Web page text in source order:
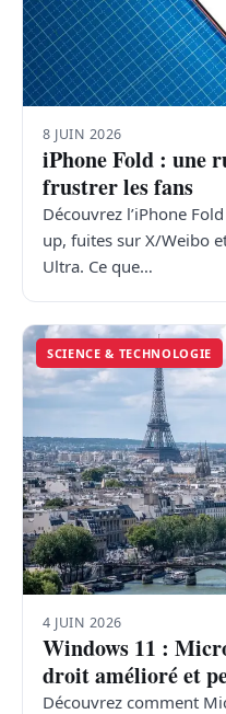
8 JUIN 2026
iPhone Fold : une
frustrer les fans
Découvrez l’iPhone
up, fuites sur X/Weibo
Ultra. Ce que…
SCIENCE & TECHNOLOGIE
4 JUIN 2026
Windows 11 :
droit amélioré et
Découvrez comment